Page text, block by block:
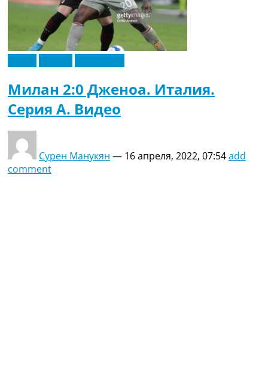
Милан 2:0 Дженоа. Италия.
Серия A. Видео
Сурен Манукян — 16 апреля, 2022, 07:54add
comment